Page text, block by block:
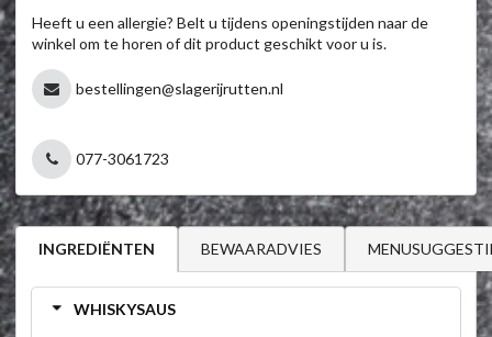
Heeft u een allergie? Belt u tijdens openingstijden naar de
winkel om te horen of dit product geschikt voor u is.
bestellingen@slagerijrutten.nl
077-3061723
INGREDIËNTEN BEWAARADVIES
WHISKYSAUS